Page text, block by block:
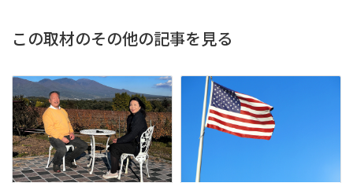
この取材のその他の記事を見る